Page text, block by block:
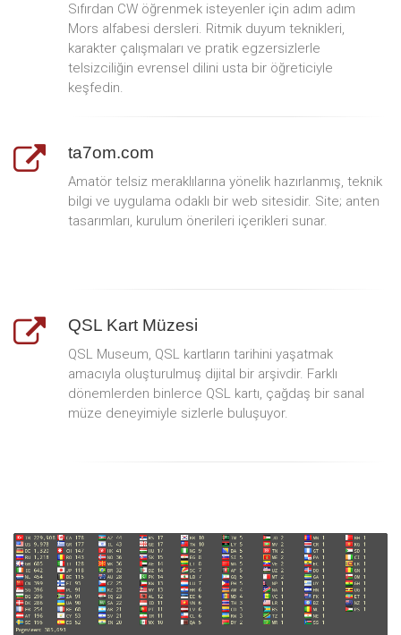
Sıfırdan CW öğrenmek isteyenler için adım adım
Mors alfabesi dersleri. Ritmik duyum teknikleri,
karakter çalışmaları ve pratik egzersizlerle
telsizciliğin evrensel dilini usta bir öğreticiyle
keşfedin.
ta7om.com
Amatör telsiz meraklılarına yönelik hazırlanmış, teknik
bilgi ve uygulama odaklı bir web sitesidir. Site; anten
tasarımları, kurulum önerileri içerikleri sunar.
QSL Kart Müzesi
QSL Museum, QSL kartların tarihini yaşatmak
amacıyla oluşturulmuş dijital bir arşivdir. Farklı
dönemlerden binlerce QSL kartı, çağdaş bir sanal
müze deneyimiyle sizlerle buluşuyor.